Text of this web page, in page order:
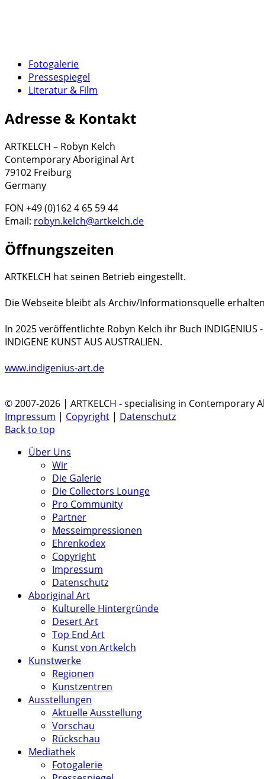
Fotogalerie
Pressespiegel
Literatur & Film
Adresse & Kontakt
ARTKELCH – Robyn Kelch
Contemporary Aboriginal Art
79102 Freiburg
Germany
FON +49 (0)162 4 65 59 44
Email: robyn.kelch@artkelch.de
Öffnungszeiten
ARTKELCH hat seinen Betrieb eingestellt.
Die Webseite bleibt als Archiv/Informationsquelle
In 2025 veröffentlichte Robyn Kelch ihr Buch INDIGENIUS -
INDIGENE KUNST AUS AUSTRALIEN.
www.indigenius-art.de
© 2007-2026 | ARTKELCH - specialising in Contemporary
Impressum | Copyright | Datenschutz
Back to top
Über Uns
Wir
Die Galerie
Die Collectors Lounge
Pro Community
Partner
Messeimpressionen
Ehrenkodex
Copyright
Impressum
Datenschutz
Aboriginal Art
Kulturelle Hintergründe
Desert Art
Top End Art
Kunst von Artkelch
Kunstwerke
Regionen
Kunstzentren
Ausstellungen
Aktuelle Ausstellung
Vorschau
Rückschau
Mediathek
Fotogalerie